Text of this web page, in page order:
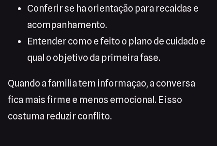
Conferir se ha orientação para recaidas e
acompanhamento.
Entender como e feito o plano de cuidado e
qual o objetivo da primeira fase.
Quando a familia tem informaçao, a conversa
fica mais firme e menos emocional. E isso
costuma reduzir conflito.